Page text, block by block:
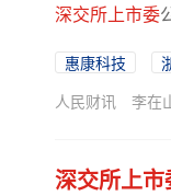
深交所上市委
惠康科技
人民财讯
李在
深交所上市